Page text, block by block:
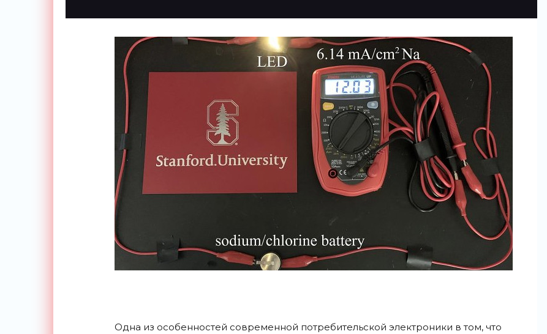
Одна из особенностей современной потребительской электроники в том, что